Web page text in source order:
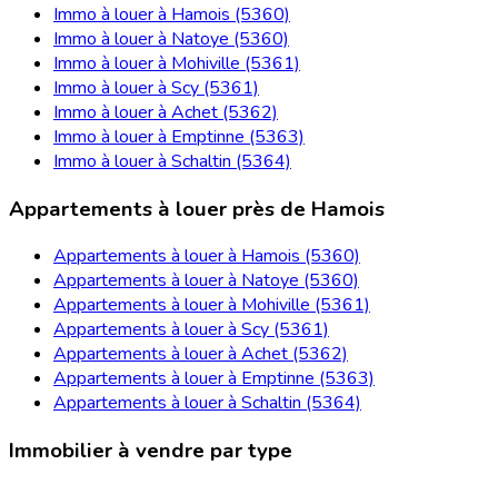
Immo à louer à Hamois (5360)
Immo à louer à Natoye (5360)
Immo à louer à Mohiville (5361)
Immo à louer à Scy (5361)
Immo à louer à Achet (5362)
Immo à louer à Emptinne (5363)
Immo à louer à Schaltin (5364)
Appartements à louer près de Hamois
Appartements à louer à Hamois (5360)
Appartements à louer à Natoye (5360)
Appartements à louer à Mohiville (5361)
Appartements à louer à Scy (5361)
Appartements à louer à Achet (5362)
Appartements à louer à Emptinne (5363)
Appartements à louer à Schaltin (5364)
Immobilier à vendre par type